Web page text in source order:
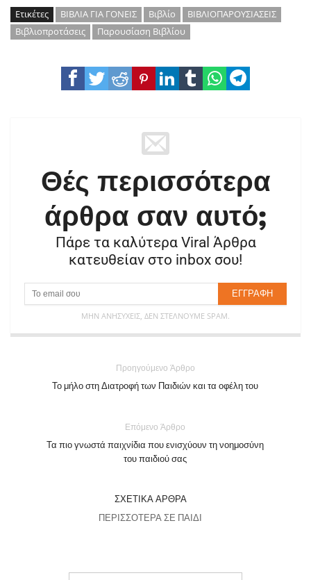
Ετικέτες ΒΙΒΛΙΑ ΓΙΑ ΓΟΝΕΙΣ Βιβλίο
ΒΙΒΛΙΟΠΑΡΟΥΣΙΑΣΕΙΣ
Βιβλιοπροτάσεις
Παρουσίαση Βιβλίου
Θές περισσότερα
άρθρα σαν αυτό;
Πάρε τα καλύτερα Viral Άρθρα
κατευθείαν στο inbox σου!
ΜΗΝ ΑΝΗΣΥΧΕΊΣ, ΔΕΝ ΣΤΈΛΝΟΥΜΕ SPAM.
Προηγούμενο Άρθρο
Το μήλο στη Διατροφή των Παιδιών και τα οφέλη του
Επόμενο Άρθρο
Τα πιο γνωστά παιχνίδια που ενισχύουν τη νοημοσύνη
του παιδιού σας
ΣΧΕΤΙΚΆ ΆΡΘΡΑ
ΠΕΡΙΣΣΌΤΕΡΑ ΣΕ ΠΑΙΔΊ